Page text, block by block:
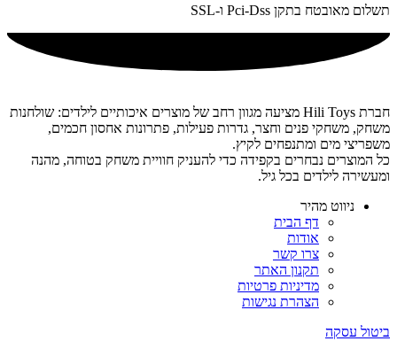
תשלום מאובטח בתקן Pci-Dss ו-SSL
חברת Hili Toys מציעה מגוון רחב של מוצרים איכותיים לילדים: שולחנות
משחק, משחקי פנים וחצר, גדרות פעילות, פתרונות אחסון חכמים,
משפריצי מים ומתנפחים לקיץ.
כל המוצרים נבחרים בקפידה כדי להעניק חוויית משחק בטוחה, מהנה
ומעשירה לילדים בכל גיל.
ניווט מהיר
דף הבית
אודות
צרו קשר
תקנון האתר
מדיניות פרטיות
הצהרת נגישות
ביטול עסקה